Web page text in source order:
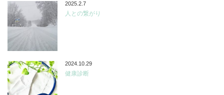
2025.2.7
人との繋がり
2024.10.29
健康診断